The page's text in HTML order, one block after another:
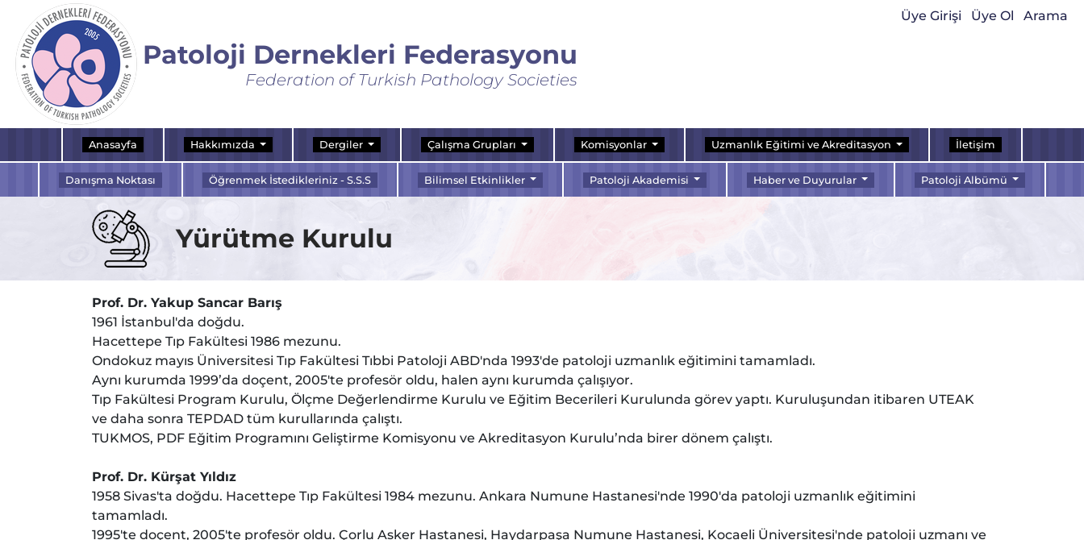
Patoloji Dernekleri Federasyonu
Federation of Turkish Pathology Societies
Üye Girişi Üye Ol Arama
Anasayfa Hakkımızda Dergiler Çalışma Grupları Komisyonlar Uzmanlık Eğitimi ve Akreditasyon İletişim
Danışma Noktası Öğrenmek İstedikleriniz - S.S.S Bilimsel Etkinlikler Patoloji Akademisi Haber ve Duyurular Patoloji Albümü
Yürütme Kurulu
Prof. Dr. Yakup Sancar Barış
1961 İstanbul'da doğdu.
Hacettepe Tıp Fakültesi 1986 mezunu.
Ondokuz mayıs Üniversitesi Tıp Fakültesi Tıbbi Patoloji ABD'nda 1993'de patoloji uzmanlık eğitimini tamamladı.
Aynı kurumda 1999’da doçent, 2005'te profesör oldu, halen aynı kurumda çalışıyor.
Tıp Fakültesi Program Kurulu, Ölçme Değerlendirme Kurulu ve Eğitim Becerileri Kurulunda görev yaptı. Kuruluşundan itibaren UTEAK
ve daha sonra TEPDAD tüm kurullarında çalıştı.
TUKMOS, PDF Eğitim Programını Geliştirme Komisyonu ve Akreditasyon Kurulu’nda birer dönem çalıştı.
Prof. Dr. Kürşat Yıldız
1958 Sivas'ta doğdu. Hacettepe Tıp Fakültesi 1984 mezunu. Ankara Numune Hastanesi'nde 1990'da patoloji uzmanlık eğitimini
tamamladı.
1995'te doçent, 2005'te profesör oldu. Çorlu Asker Hastanesi, Haydarpaşa Numune Hastanesi, Kocaeli Üniversitesi'nde patoloji uzmanı ve